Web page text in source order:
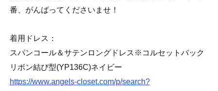
番、がんばってくださいませ！
着用ドレス：
スパンコール＆サテンロングドレス※コルセットバック
リボン結び型(YP136C)ネイビー
https://www.angels-closet.com/p/search?